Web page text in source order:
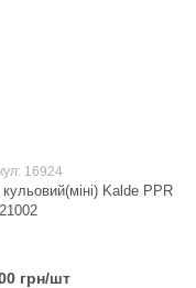
16924
Kalde PPR
грн/шт